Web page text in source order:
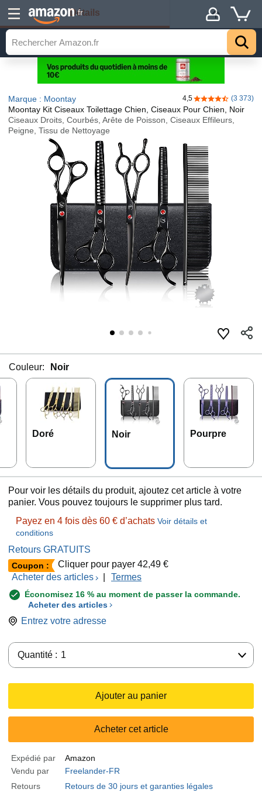
.fr
Marque : Moontay 4,54,5 sur 5 étoiles
(3 373)
Moontay Kit Ciseaux Toilettage Chien, Ciseaux Pour Chien, Noir
Ciseaux Droits, Courbés, Arête de Poisson, Ciseaux Effileurs,
Peigne, Tissu de Nettoyage
Couleur: Noir
Doré Noir Pourpre
Pour voir les détails du produit, ajoutez cet article à votre
panier. Vous pouvez toujours le supprimer plus tard.
Payez en 4 fois dès 60 € d’achats Voir détails et
conditions
Retours GRATUITS
Coupon :
Cliquer pour payer 42,49 €
Acheter des articles
Termes
Économisez 16 % au moment de passer la commande.
Acheter des articles
Entrez votre adresse
Quantité : 1
Ajouter au panier
Acheter cet article
Expédié par
Amazon
Vendu par
Freelander-FR
Retours
Retours de 30 jours et garanties légales
Détails